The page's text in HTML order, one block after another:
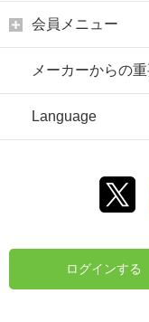
会員メニュー
メーカーからの
Language
ログインする